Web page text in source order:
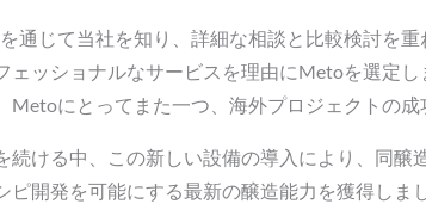
通じて当社を知り、詳細な相談と比較検討を
ッショナルなサービスを理由にMetoを選定し
にとってまた一つ、海外プロジェクトの成
ける中、この新しい設備の導入により、同醸
開発を可能にする最新の醸造能力を獲得しま